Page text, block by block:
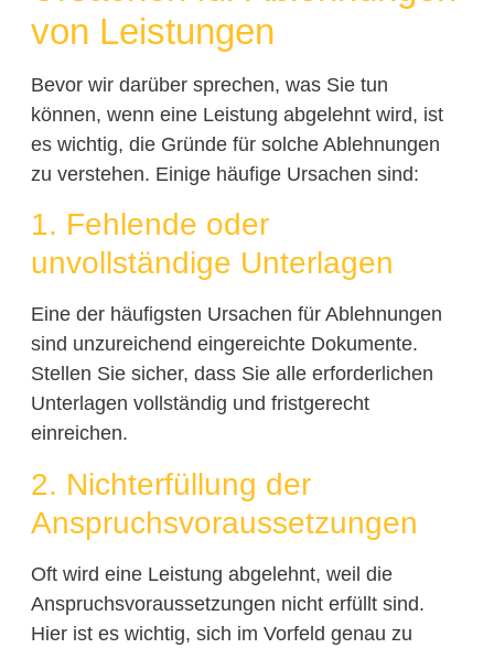
von Leistungen
Bevor wir darüber sprechen, was Sie tun
können, wenn eine Leistung abgelehnt wird, ist
es wichtig, die Gründe für solche Ablehnungen
zu verstehen. Einige häufige Ursachen sind:
1. Fehlende oder
unvollständige Unterlagen
Eine der häufigsten Ursachen für Ablehnungen
sind unzureichend eingereichte Dokumente.
Stellen Sie sicher, dass Sie alle erforderlichen
Unterlagen vollständig und fristgerecht
einreichen.
2. Nichterfüllung der
Anspruchsvoraussetzungen
Oft wird eine Leistung abgelehnt, weil die
Anspruchsvoraussetzungen nicht erfüllt sind.
Hier ist es wichtig, sich im Vorfeld genau zu